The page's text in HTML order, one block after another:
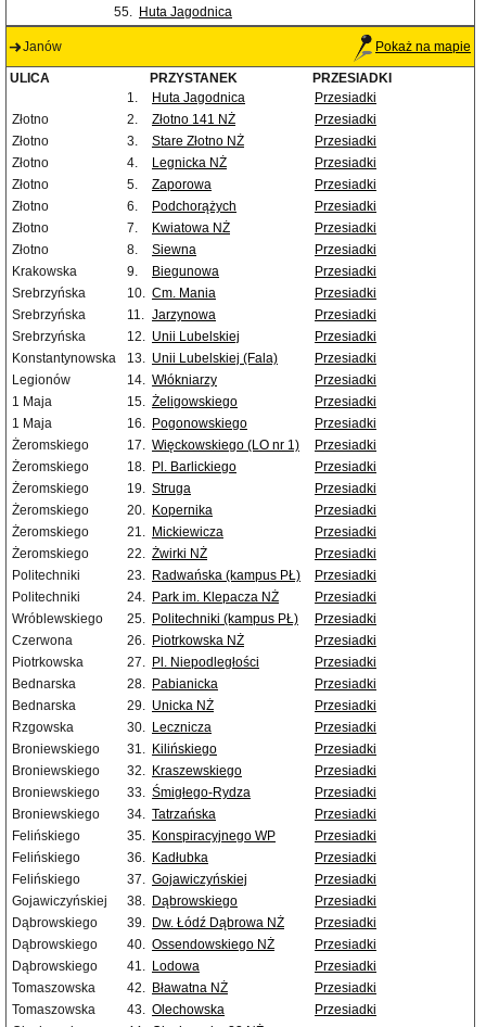
55. Huta Jagodnica
Janów Pokaż na mapie
ULICA PRZYSTANEK
PRZESIADKI
1.
Huta Jagodnica
Przesiadki
Złotno
2. Złotno 141 NŻ
Przesiadki
Złotno
3. Stare Złotno NŻ
Przesiadki
Złotno
4. Legnicka NŻ
Przesiadki
Złotno
5. Zaporowa
Przesiadki
Złotno
6. Podchorążych
Przesiadki
Złotno
7. Kwiatowa NŻ
Przesiadki
Złotno
8. Siewna
Przesiadki
Krakowska
9. Biegunowa
Przesiadki
Srebrzyńska
10. Cm. Mania
Przesiadki
Srebrzyńska
11. Jarzynowa
Przesiadki
Srebrzyńska
12. Unii Lubelskiej
Przesiadki
Konstantynowska
13. Unii Lubelskiej (Fala)
Przesiadki
Legionów
14. Włókniarzy
Przesiadki
1 Maja
15. Żeligowskiego
Przesiadki
1 Maja
16. Pogonowskiego
Przesiadki
Żeromskiego
17. Więckowskiego (LO nr 1)
Przesiadki
Żeromskiego
18. Pl. Barlickiego
Przesiadki
Żeromskiego
19. Struga
Przesiadki
Żeromskiego
20. Kopernika
Przesiadki
Żeromskiego
21. Mickiewicza
Przesiadki
Żeromskiego
22. Żwirki NŻ
Przesiadki
Politechniki
23. Radwańska (kampus PŁ)
Przesiadki
Politechniki
24. Park im. Klepacza NŻ
Przesiadki
Wróblewskiego
25. Politechniki (kampus PŁ)
Przesiadki
Czerwona
26. Piotrkowska NŻ
Przesiadki
Piotrkowska
27. Pl. Niepodległości
Przesiadki
Bednarska
28. Pabianicka
Przesiadki
Bednarska
29. Unicka NŻ
Przesiadki
Rzgowska
30. Lecznicza
Przesiadki
Broniewskiego
31. Kilińskiego
Przesiadki
Broniewskiego
32. Kraszewskiego
Przesiadki
Broniewskiego
33. Śmigłego-Rydza
Przesiadki
Broniewskiego
34. Tatrzańska
Przesiadki
Felińskiego
35. Konspiracyjnego WP
Przesiadki
Felińskiego
36. Kadłubka
Przesiadki
Felińskiego
37. Gojawiczyńskiej
Przesiadki
Gojawiczyńskiej
38. Dąbrowskiego
Przesiadki
Dąbrowskiego
39. Dw. Łódź Dąbrowa NŻ
Przesiadki
Dąbrowskiego
40. Ossendowskiego NŻ
Przesiadki
Dąbrowskiego
41. Lodowa
Przesiadki
Tomaszowska
42. Bławatna NŻ
Przesiadki
Tomaszowska
43. Olechowska
Przesiadki